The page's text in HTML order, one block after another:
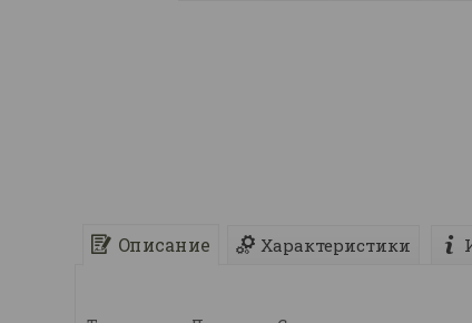
Описание Характеристики